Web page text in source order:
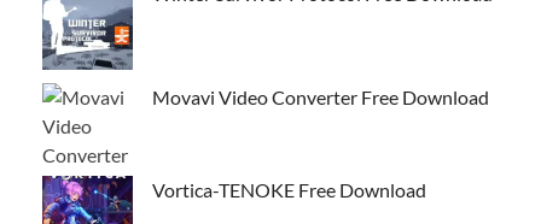
Movavi Video Converter Free Download
Vortica-TENOKE Free Download